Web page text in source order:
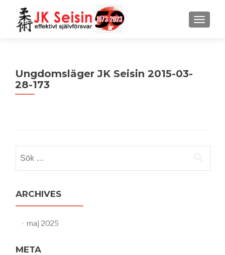
MENU
Ungdomsläger JK Seisin 2015-03-
28-173
efter:
ARCHIVES
maj 2025
META